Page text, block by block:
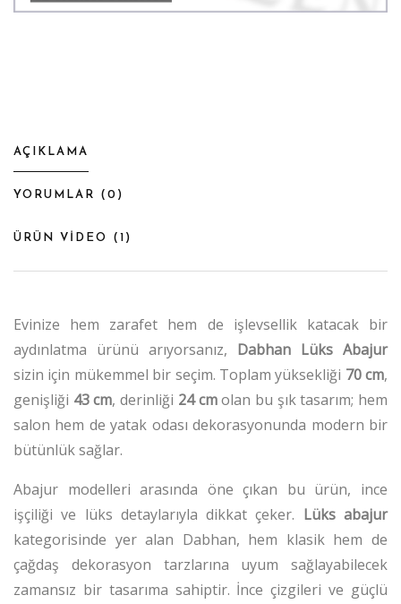
AÇIKLAMA
YORUMLAR ( 0 )
ÜRÜN VİDEO ( 1 )
Evinize hem zarafet hem de işlevsellik katacak bir
aydınlatma ürünü arıyorsanız, Dabhan Lüks Abajur
sizin için mükemmel bir seçim. Toplam yüksekliği 70 cm,
genişliği 43 cm, derinliği 24 cmolan bu şık tasarım; hem
salon hem de yatak odası dekorasyonunda modern bir
bütünlük sağlar.
Abajur modelleri arasında öne çıkan bu ürün, ince
işçiliği ve lüks detaylarıyla dikkat çeker. Lüks abajur
kategorisinde yer alan Dabhan, hem klasik hem de
çağdaş dekorasyon tarzlarına uyum sağlayabilecek
zamansız bir tasarıma sahiptir. İnce çizgileri ve güçlü